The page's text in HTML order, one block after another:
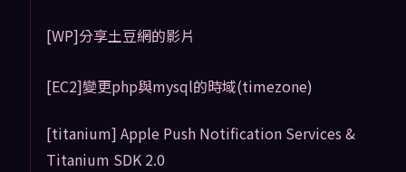
[WP]分享土豆網的影片
[EC2]變更php與mysql的時域(timezone)
[titanium] Apple Push Notification Services &
Titanium SDK 2.0